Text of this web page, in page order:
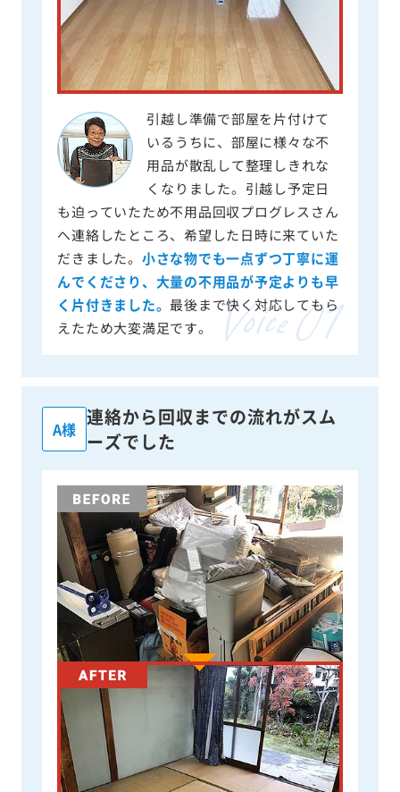
引越し準備で部屋を片付けて
いるうちに、部屋に様々な不
用品が散乱して整理しきれな
くなりました。引越し予定日
も迫っていたため不用品回収プログレスさん
へ連絡したところ、希望した日時に来ていた
だきました。 小さな物でも一点ずつ丁寧に運
んでくださり、大量の不用品が予定よりも早
く片付きました。 最後まで快く対応してもら
えたため大変満足です。
A様
連絡から回収までの流れがスム
ーズでした